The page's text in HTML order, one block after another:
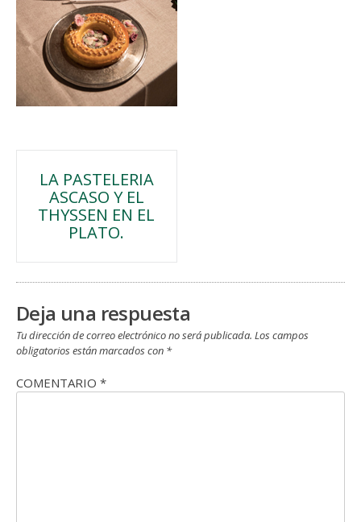
Navegación
de
entradas
LA PASTELERIA
ASCASO Y EL
THYSSEN EN EL
PLATO.
Deja una respuesta
Tu dirección de correo electrónico no será publicada. Los campos
obligatorios están marcados con *
COMENTARIO *